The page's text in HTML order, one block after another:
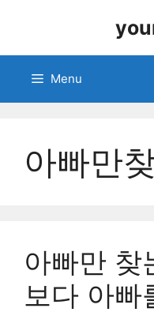
Menu
아빠만
아빠만 찾
보다 아빠